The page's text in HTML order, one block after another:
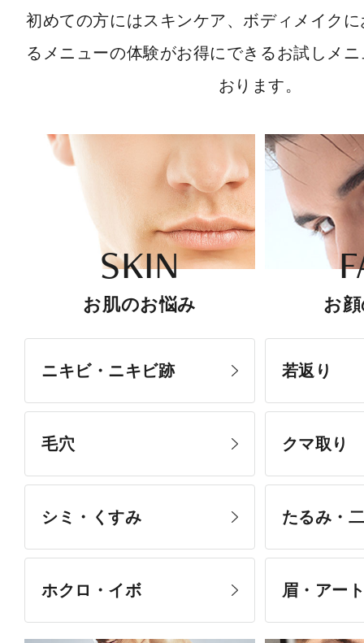
初めての方にはスキンケア、ボディメイク
るメニューの体験がお得にできるお試しメ
おります。
SKIN
お肌のお悩み
ニキビ・ニキビ跡
毛穴
シミ・くすみ
ホクロ・イボ
お
若返り
クマ取り
たるみ・
眉・アー